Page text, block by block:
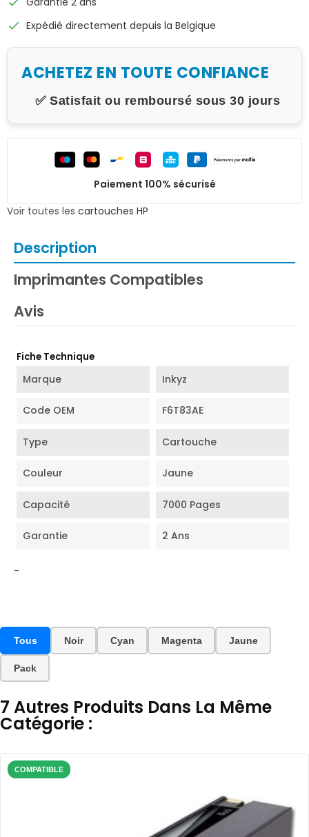
check Expédié directement depuis la Belgique
ACHETEZ EN TOUTE CONFIANCE
✅ Satisfait ou remboursé sous 30 jours
Paiement 100% sécurisé
Voir toutes les cartouches HP
Description
Imprimantes Compatibles
Avis
Fiche Technique
Marque Inkyz
Code OEM F6T83AE
Type Cartouche
Couleur Jaune
Capacité 7000 Pages
Garantie 2 Ans
-
Tous Noir Cyan Magenta Jaune
Pack
7 Autres Produits Dans La Même
Catégorie :
COMPATIBLE